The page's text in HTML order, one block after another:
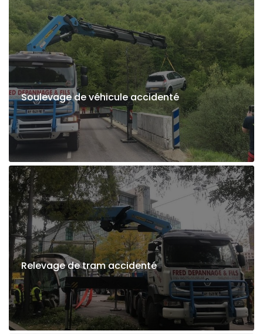
Soulevage de véhicule accidenté
Relevage de tram accidenté